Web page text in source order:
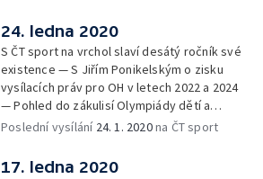
24. ledna 2020
S ČT sport na vrchol slaví desátý ročník své
existence — S Jiřím Ponikelským o zisku
vysílacích práv pro OH v letech 2022 a 2024
— Pohled do zákulisí Olympiády dětí a
mládeže v Karlovarském kraji — Upoutávka
Poslední vysílání 24. 1. 2020na ČT sport
17. ledna 2020